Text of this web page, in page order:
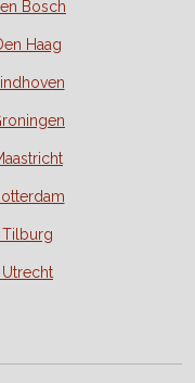
Bosch
Haag
Tilburg